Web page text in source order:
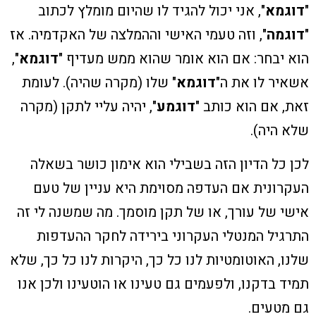
"דוגמא", אני יכול להגיד לו שהיום מומלץ לכתוב
"דוגמה", וזה טעמי האישי וההמלצה של האקדמיה. אז
הוא יבחר: אם הוא אומר שהוא ממש מעדיף "דוגמא",
אשאיר לו את ה"דוגמא" שלו (מקרה שהיה). לעומת
זאת, אם הוא כותב "דוגמע", יהיה עליי לתקן (מקרה
שלא היה).
לכן כל הדיון הזה בשבילי הוא אימון כושר בשאלה
העקרונית אם העדפה מסוימת היא עניין של טעם
אישי של עורך, או של תקן מוסמך. מה שמשנה לי זה
התרגיל המנטלי העקרוני בירידה לחקר ההעדפות
שלנו, האוטומטיות לנו כל כך, היקרות לנו כל כך, שלא
תמיד בדקנו, ולפעמים גם טעינו או הוטעינו ולכן אנו
גם מטעים.